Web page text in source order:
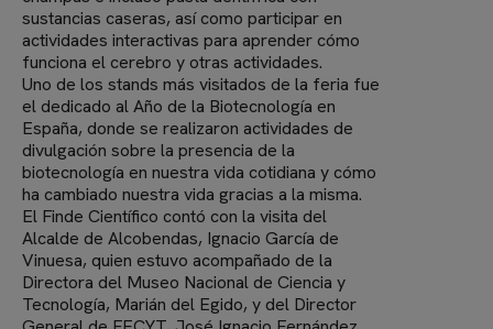
sustancias caseras, así como participar en
actividades interactivas para aprender cómo
funciona el cerebro y otras actividades.
Uno de los stands más visitados de la feria fue
el dedicado al Año de la Biotecnología en
España, donde se realizaron actividades de
divulgación sobre la presencia de la
biotecnología en nuestra vida cotidiana y cómo
ha cambiado nuestra vida gracias a la misma.
El Finde Científico contó con la visita del
Alcalde de Alcobendas, Ignacio García de
Vinuesa, quien estuvo acompañado de la
Directora del Museo Nacional de Ciencia y
Tecnología, Marián del Egido, y del Director